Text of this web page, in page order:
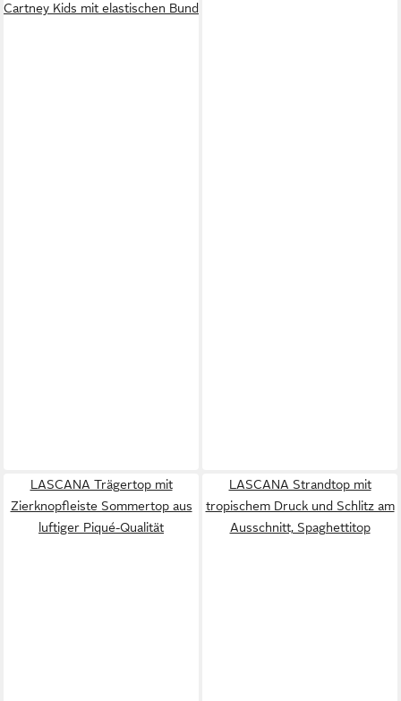
Cartney Kids mit elastischen Bund
LASCANA Trägertop mit
Zierknopfleiste Sommertop aus
luftiger Piqué-Qualität
LASCANA Strandtop mit
tropischem Druck und Schlitz am
Ausschnitt, Spaghettitop